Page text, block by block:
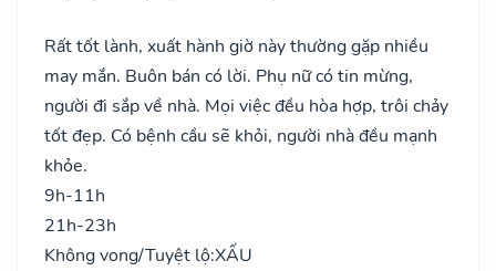
Rất tốt lành, xuất hành giờ này thường gặp nhiều
may mắn. Buôn bán có lời. Phụ nữ có tin mừng,
người đi sắp về nhà. Mọi việc đều hòa hợp, trôi chảy
tốt đẹp. Có bệnh cầu sẽ khỏi, người nhà đều mạnh
khỏe.
9h-11h
21h-23h
Không vong/Tuyệt lộ:XẤU